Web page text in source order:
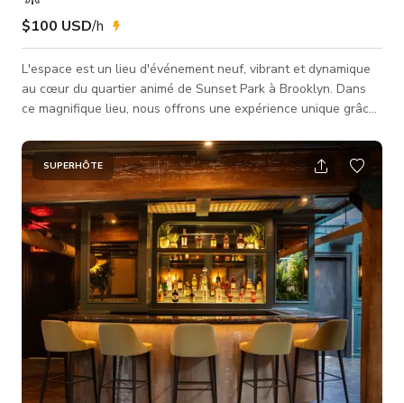
$100 USD/h
L'espace est un lieu d'événement neuf, vibrant et dynamique
au cœur du quartier animé de Sunset Park à Brooklyn. Dans
ce magnifique lieu, nous offrons une expérience unique grâce
Salle de jeux avec PS5 Salle de sable Jardin Bar Installation
DJ Narguilés Table de billard Arcade Projecteurs Téléviseurs
55 pouces 2 salles de bains 420 Friendly partout 🎉, plusieurs
options de restauration dans le quartier, discret, horair
SUPERHÔTE